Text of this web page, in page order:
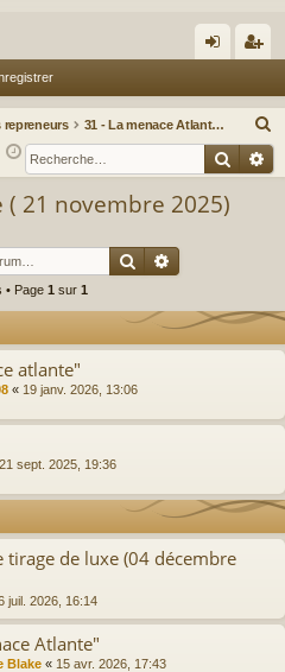
ne
xi
nr
eg
repreneurs 31 - La menace Atlante ( 21 novembre 2025)
e
c
21 novembre 2025)
Rechercher
• Page 1 sur 1
atlante"
« 19 janv. 2026, 13:06
21 sept. 2025, 19:36
tirage de luxe (04 décembre
juil. 2026, 16:14
Atlante"
Blake « 15 avr. 2026, 17:43